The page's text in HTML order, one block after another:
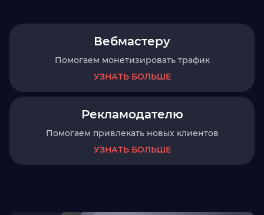
Вебмастеру
Помогаем монетизировать трафик
УЗНАТЬ БОЛЬШЕ
Рекламодателю
Помогаем привлекать новых клиентов
УЗНАТЬ БОЛЬШЕ